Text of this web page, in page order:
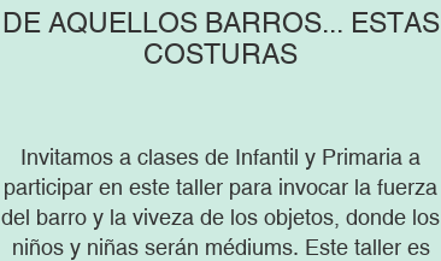
DE AQUELLOS BARROS... ESTAS
COSTURAS
Invitamos a clases de Infantil y Primaria a
participar en este taller para invocar la fuerza
del barro y la viveza de los objetos, donde los
niños y niñas serán médiums. Este taller es